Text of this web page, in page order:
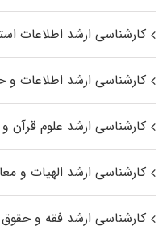
کارشناسی ارشد اطلاعات
کارشناسی ارشد اطلاعات
کارشناسی ارشد علوم قرآن
کارشناسی ارشد الهیات
کارشناسی ارشد فقه و حقوق